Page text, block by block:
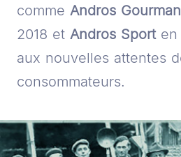
comme Andros
2018 et Andros Sport
aux nouvelles attentes
consommateurs.